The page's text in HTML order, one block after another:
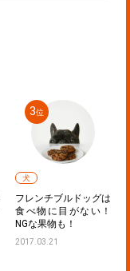
犬
フレンチブルドッグは
食べ物に目がない！
NGな果物も！
2017.03.21